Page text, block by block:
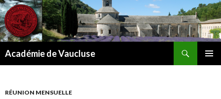
Académie de Vaucluse
RÉUNION MENSUELLE